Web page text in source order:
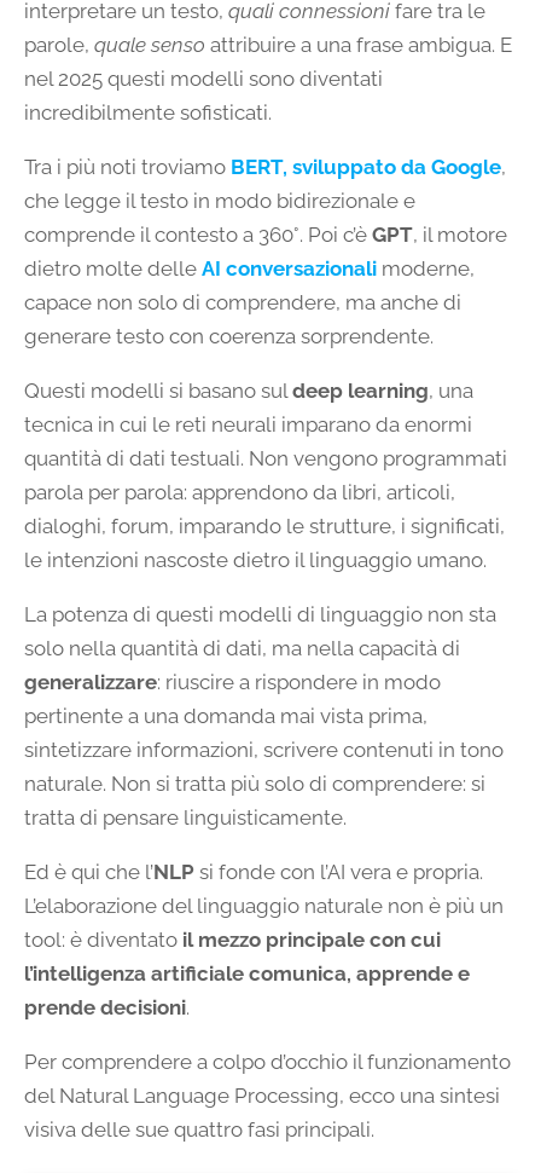
interpretare un testo, quali connessioni fare tra le
parole, quale senso attribuire a una frase ambigua. E
nel 2025 questi modelli sono diventati
incredibilmente sofisticati.
Tra i più noti troviamo BERT, sviluppato da Google,
che legge il testo in modo bidirezionale e
comprende il contesto a 360°. Poi c’è GPT, il motore
dietro molte delle AI conversazionali moderne,
capace non solo di comprendere, ma anche di
generare testo con coerenza sorprendente.
Questi modelli si basano sul deep learning, una
tecnica in cui le reti neurali imparano da enormi
quantità di dati testuali. Non vengono programmati
parola per parola: apprendono da libri, articoli,
dialoghi, forum, imparando le strutture, i significati,
le intenzioni nascoste dietro il linguaggio umano.
La potenza di questi modelli di linguaggio non sta
solo nella quantità di dati, ma nella capacità di
generalizzare: riuscire a rispondere in modo
pertinente a una domanda mai vista prima,
sintetizzare informazioni, scrivere contenuti in tono
naturale. Non si tratta più solo di comprendere: si
tratta di pensare linguisticamente.
Ed è qui che l’NLP si fonde con l’AI vera e propria.
L’elaborazione del linguaggio naturale non è più un
tool: è diventato il mezzo principale con cui
l’intelligenza artificiale comunica, apprende e
prende decisioni.
Per comprendere a colpo d’occhio il funzionamento
del Natural Language Processing, ecco una sintesi
visiva delle sue quattro fasi principali.